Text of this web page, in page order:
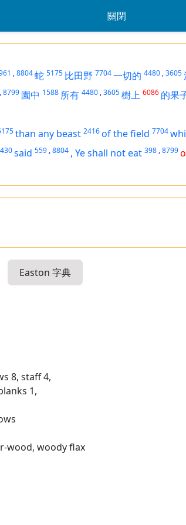
關閉
,8804蛇 5175 比田野 7704一切的 4480 ,3605
,8799 園中 1588 所有 4480 ,3605樹上 6086 的果
than any beast 2416of the field 7704
430said 559 ,8804 , Ye shall not eat 398 ,8799
Easton 字典
8, staff 4,
1,
wood, woody flax